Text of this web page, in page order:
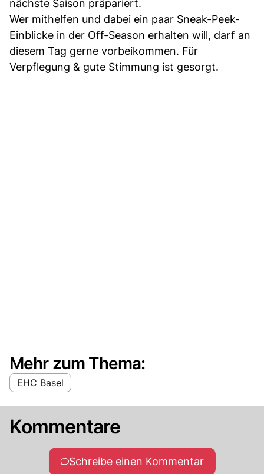
nächste Saison präpariert.
Wer mithelfen und dabei ein paar Sneak-Peek-
Einblicke in der Off-Season erhalten will, darf an
diesem Tag gerne vorbeikommen. Für
Verpflegung & gute Stimmung ist gesorgt.
Mehr zum Thema:
EHC Basel
Kommentare
Schreibe einen Kommentar